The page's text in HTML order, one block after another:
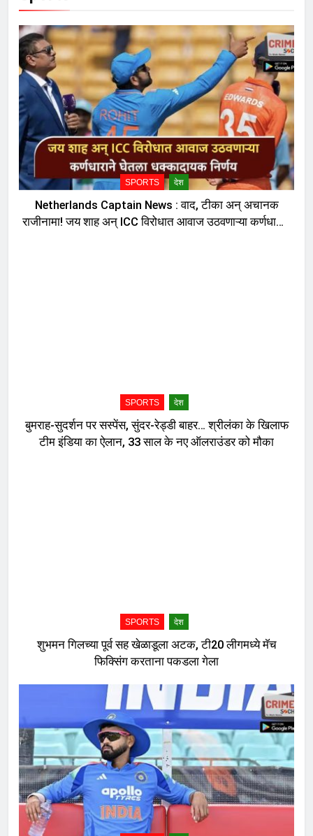
SPORTS देश
Netherlands Captain News : वाद, टीका अन् अचानक
राजीनामा! जय शाह अन् ICC विरोधात आवाज उठवणाऱ्या कर्णधाराने
SPORTS देश
बुमराह-सुदर्शन पर सस्पेंस, सुंदर-रेड्डी बाहर… श्रीलंका के खिलाफ
टीम इंडिया का ऐलान, 33 साल के नए ऑलराउंडर को मौका
SPORTS देश
शुभमन गिलच्या पूर्व सह खेळाडूला अटक, टी20 लीगमध्ये मॅच
फिक्सिंग करताना पकडला गेला